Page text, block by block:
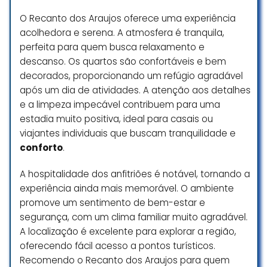
O Recanto dos Araujos oferece uma experiência
acolhedora e serena. A atmosfera é tranquila,
perfeita para quem busca relaxamento e
descanso. Os quartos são confortáveis e bem
decorados, proporcionando um refúgio agradável
após um dia de atividades. A atenção aos detalhes
e a limpeza impecável contribuem para uma
estadia muito positiva, ideal para casais ou
viajantes individuais que buscam tranquilidade e
conforto.
A hospitalidade dos anfitriões é notável, tornando a
experiência ainda mais memorável. O ambiente
promove um sentimento de bem-estar e
segurança, com um clima familiar muito agradável.
A localização é excelente para explorar a região,
oferecendo fácil acesso a pontos turísticos.
Recomendo o Recanto dos Araujos para quem